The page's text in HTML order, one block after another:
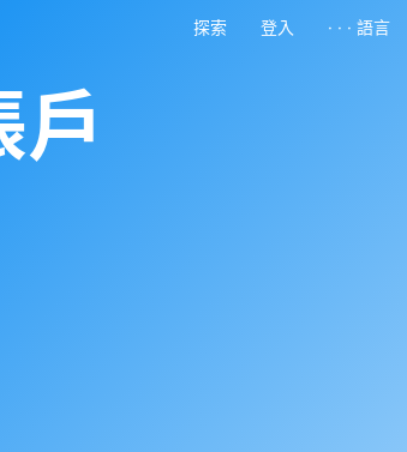
探索 登入 · · · 語言